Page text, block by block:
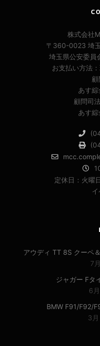
株式会社
〒360-0023 埼
埼玉県公安委
お支払い方法
あす
顧問司
あす
定休日：火曜
イベン
アウディ TT 8S クーペ
7
ジャガー Fタ
6
BMW F91/F92/
3